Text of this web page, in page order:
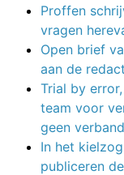
Proffen
vragen
Open brief
aan de
Trial by
team voor
geen
In het
publiceren